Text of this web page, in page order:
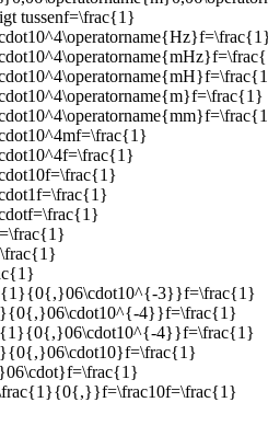
tussenf=\frac{1}
3}}f=\frac{1}
4}}f=\frac{1}
4}}f=\frac{1}